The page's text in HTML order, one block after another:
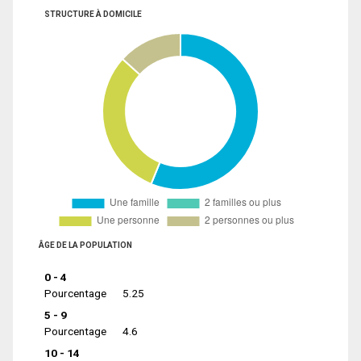
STRUCTURE À DOMICILE
ÂGE DE LA POPULATION
0 - 4
Pourcentage
5.25
5 - 9
Pourcentage
4.6
10 - 14